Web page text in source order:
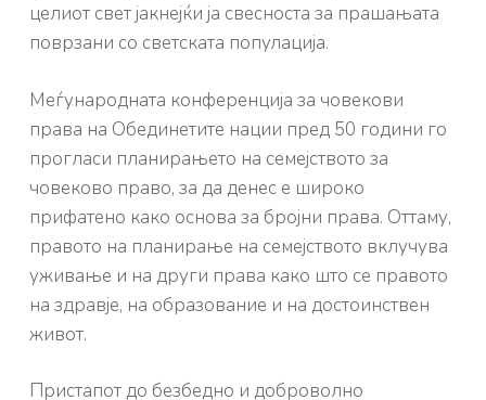
целиот свет јакнејќи ја свесноста за прашањата
поврзани со светската популација.
Меѓународната конференција за човекови
права на Обединетите нации пред 50 години го
прогласи планирањето на семејството за
човеково право, за да денес е широко
прифатено како основа за бројни права. Оттаму,
правото на планирање на семејството вклучува
уживање и на други права како што се правото
на здравје, на образование и на достоинствен
живот.
Пристапот до безбедно и доброволно